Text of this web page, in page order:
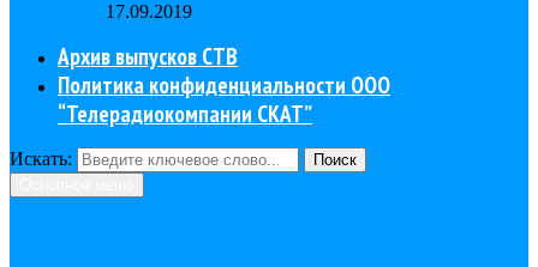
17.09.2019
Архив выпусков СТВ
Политика конфиденциальности ООО
“Телерадиокомпании СКАТ”
Искать:
Поиск